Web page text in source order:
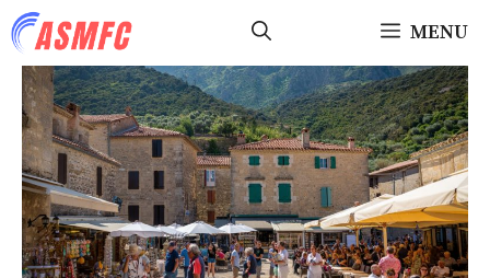
Aller
au
contenu
MENU